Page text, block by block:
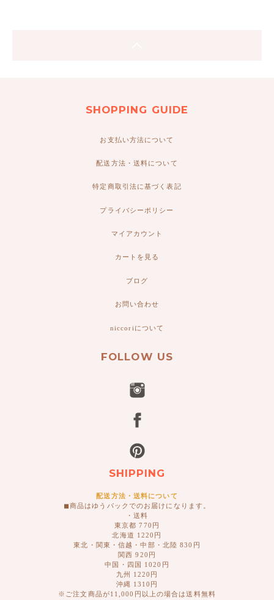
SHOPPING GUIDE
お支払い方法について
配送方法・送料について
特定商取引法に基づく表記
プライバシーポリシー
マイアカウント
カートを見る
ブログ
お問い合わせ
niccoriについて
FOLLOW US
SHIPPING
配送方法・送料について
◼︎商品はゆうパックでのお届けになります。
・送料
東京都 770円
北海道 1220円
東北・関東・信越・中部・北陸 830円
関西 920円
中国・四国 1020円
九州 1220円
沖縄 1310円
※ご注文商品が11,000円以上の場合は送料無料